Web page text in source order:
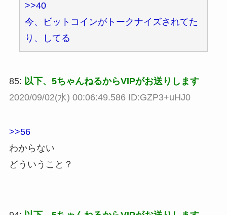
>>40
今、ビットコインがトークナイズされてた
り、してる
85: 以下、5ちゃんねるからVIPがお送りします
2020/09/02(水) 00:06:49.586 ID:GZP3+uHJ0
>>56
わからない
どういうこと？